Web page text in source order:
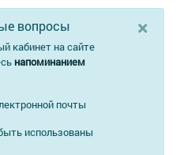
вопросы
кабинет на сайте
напоминанием
почты
использованы
×